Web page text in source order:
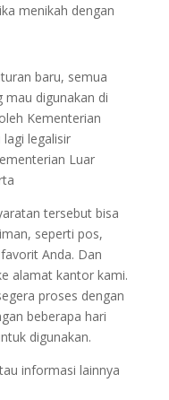
menikah dengan
baru, semua
digunakan di
Kementerian
legalisir
Luar
tersebut bisa
seperti pos,
Anda. Dan
alamat kantor kami.
proses dengan
beberapa hari
digunakan.
informasi lainnya